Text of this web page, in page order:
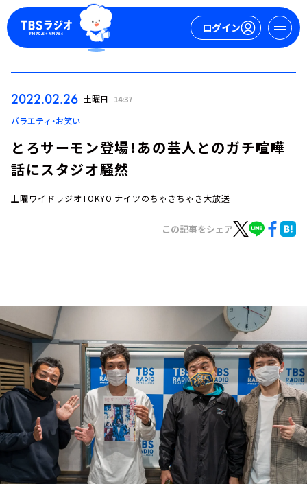
ログイン
ログイン
お知らせ
イベント・グッズ
YouTube
会社情報
2022.02.26 土曜日 14:37
バラエティ・お笑い
とろサーモン登場！あの芸人とのガチ喧嘩
話にスタジオ騒然
土曜ワイドラジオTOKYO ナイツのちゃきちゃき大放送
この記事をシェア